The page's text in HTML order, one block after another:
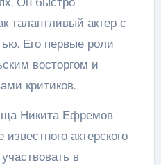
талантливый актер с
Его первые роли
восторгом и
критиков.
Никита Ефремов
актерского
в